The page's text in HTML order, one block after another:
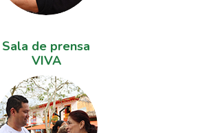
Sala de prensa
VIVA